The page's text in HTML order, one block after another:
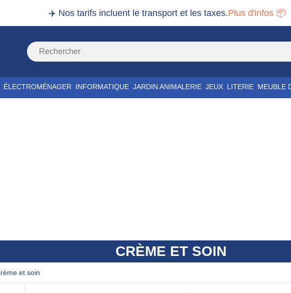
✈️ Nos tarifs incluent le transport et les taxes.Plus d'infos 📦
ÉLECTROMÉNAGER INFORMATIQUE JARDIN ANIMALERIE JEUX LITERIE MEUBLE
CRÈME ET SOIN
crème et soin